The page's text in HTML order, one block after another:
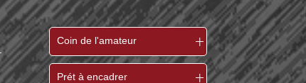
Coin de l'amateur
Prét à encadrer